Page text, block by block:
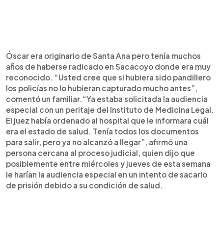
Óscar era originario de Santa Ana pero tenía muchos
años de haberse radicado en Sacacoyo donde era muy
reconocido. “Usted cree que si hubiera sido pandillero
los policías no lo hubieran capturado mucho antes”,
comentó un familiar.“Ya estaba solicitada la audiencia
especial con un peritaje del Instituto de Medicina Legal.
El juez había ordenado al hospital que le informara cuál
era el estado de salud. Tenía todos los documentos
para salir, pero ya no alcanzó a llegar”, afirmó una
persona cercana al proceso judicial, quien dijo que
posiblemente entre miércoles y jueves de esta semana
le harían la audiencia especial en un intento de sacarlo
de prisión debido a su condición de salud.